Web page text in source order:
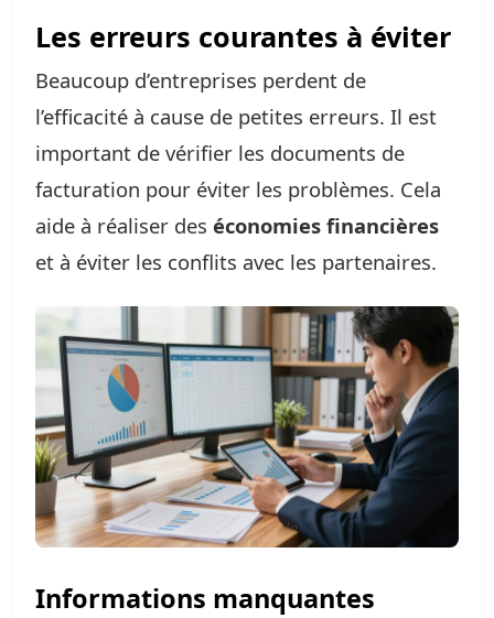
Les erreurs courantes à éviter
Beaucoup d’entreprises perdent de
l’efficacité à cause de petites erreurs. Il est
important de vérifier les documents de
facturation pour éviter les problèmes. Cela
aide à réaliser des économies financières
et à éviter les conflits avec les partenaires.
Informations manquantes